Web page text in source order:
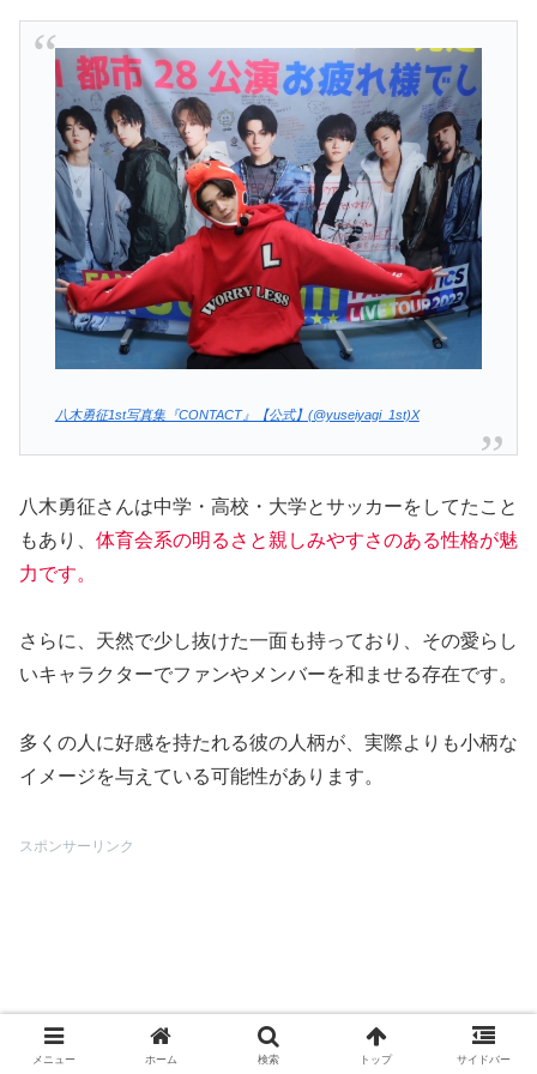
八木勇征1st写真集『CONTACT』【公式】(@yuseiyagi_1st)X
八木勇征さんは中学・高校・大学とサッカーをしてたこと
もあり、 体育会系の明るさと親しみやすさのある性格が魅
力です。
さらに、天然で少し抜けた一面も持っており、その愛らし
いキャラクターでファンやメンバーを和ませる存在です。
多くの人に好感を持たれる彼の人柄が、実際よりも小柄な
イメージを与えている可能性があります。
スポンサーリンク
メニュー ホーム 検索 トップ サイドバー